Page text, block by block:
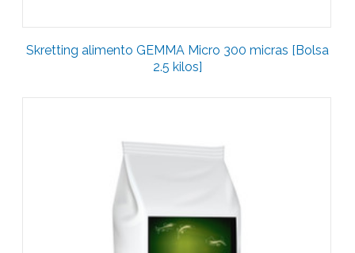
Skretting alimento GEMMA Micro 300 micras [Bolsa
2.5 kilos]